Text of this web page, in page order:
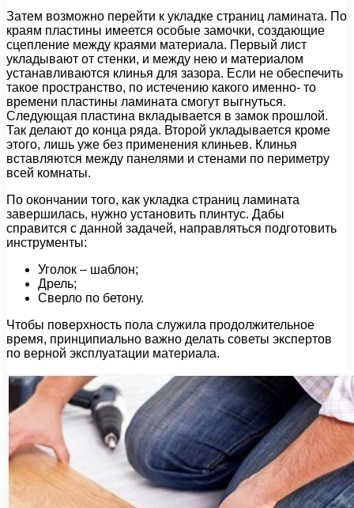
Затем возможно перейти к укладке страниц ламината. По
краям пластины имеется особые замочки, создающие
сцепление между краями материала. Первый лист
укладывают от стенки, и между нею и материалом
устанавливаются клинья для зазора. Если не обеспечить
такое пространство, по истечению какого именно- то
времени пластины ламината смогут выгнуться.
Следующая пластина вкладывается в замок прошлой.
Так делают до конца ряда. Второй укладывается кроме
этого, лишь уже без применения клиньев. Клинья
вставляются между панелями и стенами по периметру
всей комнаты.
По окончании того, как укладка страниц ламината
завершилась, нужно установить плинтус. Дабы
справится с данной задачей, направляться подготовить
инструменты:
Уголок – шаблон;
Дрель;
Сверло по бетону.
Чтобы поверхность пола служила продолжительное
время, принципиально важно делать советы экспертов
по верной эксплуатации материала.